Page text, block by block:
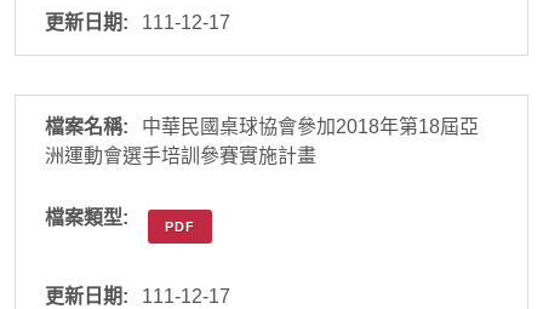
111-12-17
中華民國桌球協會參加2018年第18屆亞
洲運動會選手培訓參賽實施計畫
PDF
111-12-17